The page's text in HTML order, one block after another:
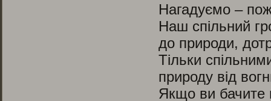
Нагадуємо –
Наш спільний
до природи,
Тільки
природу від
Якщо ви бачите